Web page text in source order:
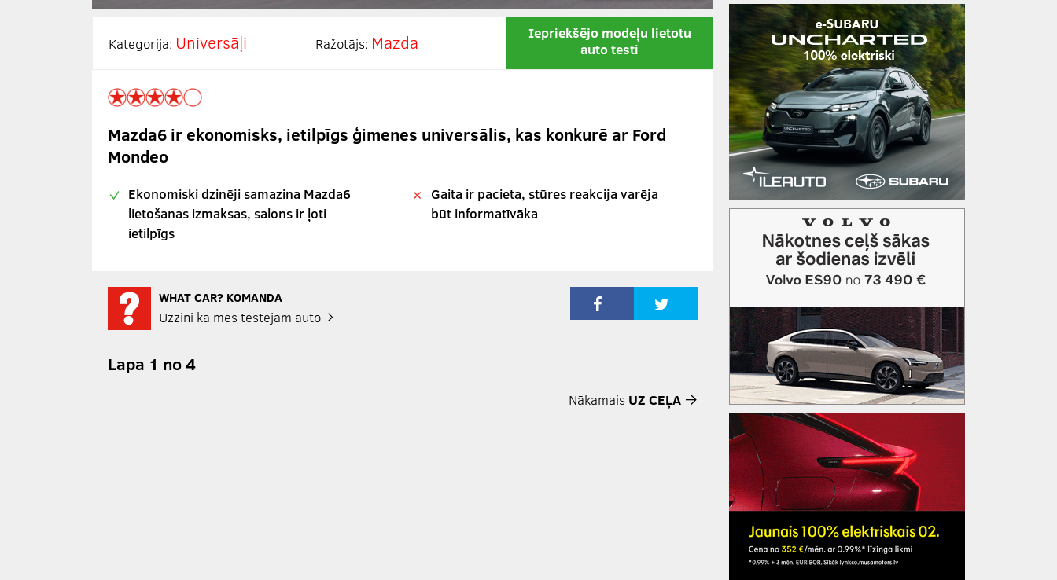
Kategorija: Universāļi Ražotājs: Mazda
Iepriekšējo modeļu lietotu
auto testi
Mazda6 ir ekonomisks, ietilpīgs ģimenes universālis, kas konkurē ar Ford
Mondeo
Ekonomiski dzinēji samazina Mazda6
lietošanas izmaksas, salons ir ļoti
ietilpīgs
Gaita ir pacieta, stūres reakcija varēja
būt informatīvāka
WHAT CAR? KOMANDA
Uzzini kā mēs testējam auto
Lapa 1 no 4
Nākamais UZ CEĻA